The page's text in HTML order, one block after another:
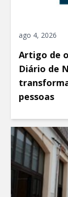
ago 4, 2026
Artigo de
Diário de
pessoas